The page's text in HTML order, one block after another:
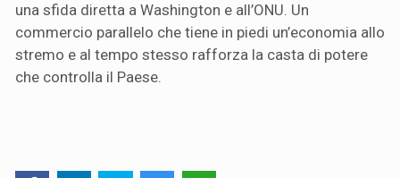
una sfida diretta a Washington e all’ONU. Un
commercio parallelo che tiene in piedi un’economia allo
stremo e al tempo stesso rafforza la casta di potere
che controlla il Paese.